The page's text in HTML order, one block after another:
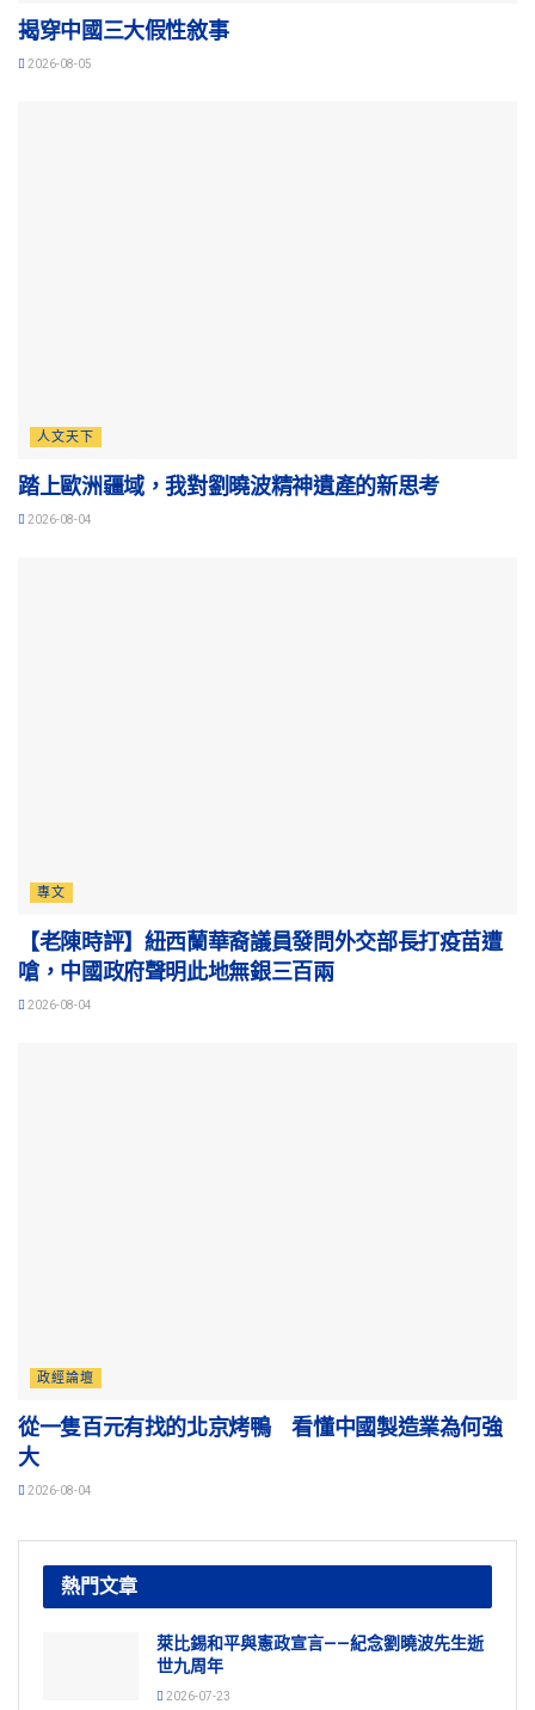
揭穿中國三大假性敘事
2026-08-05
人文天下
踏上歐洲疆域，我對劉曉波精神遺產的新思考
2026-08-04
專文
【老陳時評】紐西蘭華裔議員發問外交部長打疫苗遭
嗆，中國政府聲明此地無銀三百兩
2026-08-04
政經論壇
從一隻百元有找的北京烤鴨 看懂中國製造業為何強
大
2026-08-04
熱門文章
萊比錫和平與憲政宣言——紀念劉曉波先生逝
世九周年
2026-07-23